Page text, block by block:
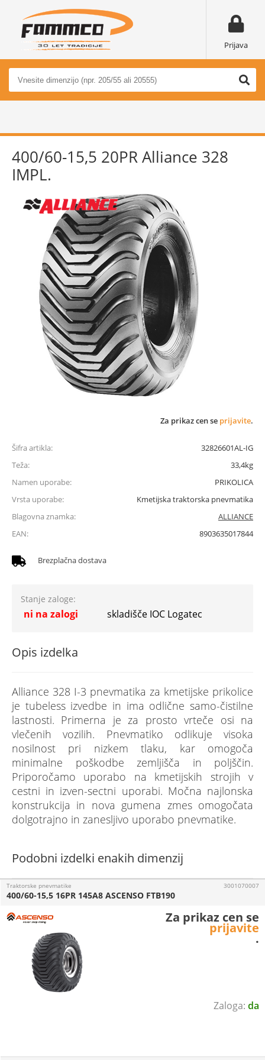
Prijava
400/60-15,5 20PR Alliance 328
IMPL.
Za prikaz cen se prijavite.
Šifra artikla:
32826601AL-IG
Teža:
33,4kg
Namen uporabe:
PRIKOLICA
Vrsta uporabe:
Kmetijska traktorska pnevmatika
Blagovna znamka:
ALLIANCE
EAN:
8903635017844
Brezplačna dostava
Stanje zaloge:
ni na zalogi skladišče IOC Logatec
Opis izdelka
Alliance 328 I-3 pnevmatika za kmetijske prikolice
je tubeless izvedbe in ima odlične samo-čistilne
lastnosti. Primerna je za prosto vrteče osi na
vlečenih vozilih. Pnevmatiko odlikuje visoka
nosilnost pri nizkem tlaku, kar omogoča
minimalne poškodbe zemljišča in poljščin.
Priporočamo uporabo na kmetijskih strojih v
cestni in izven-sectni uporabi. Močna najlonska
konstrukcija in nova gumena zmes omogočata
dolgotrajno in zanesljivo uporabo pnevmatike.
Podobni izdelki enakih dimenzij
da
Traktorske pnevmatike
400/60-15,5 16PR 145A8 ASCENSO FTB190
3001070007
Za prikaz cen se
prijavite
.